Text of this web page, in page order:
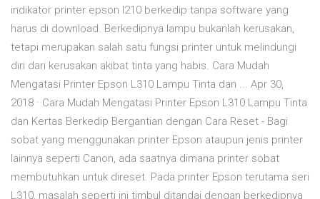
indikator printer epson l210 berkedip tanpa software yang
harus di download. Berkedipnya lampu bukanlah kerusakan,
tetapi merupakan salah satu fungsi printer untuk melindungi
diri dari kerusakan akibat tinta yang habis. Cara Mudah
Mengatasi Printer Epson L310 Lampu Tinta dan ... Apr 30,
2018 · Cara Mudah Mengatasi Printer Epson L310 Lampu Tinta
dan Kertas Berkedip Bergantian dengan Cara Reset - Bagi
sobat yang menggunakan printer Epson ataupun jenis printer
lainnya seperti Canon, ada saatnya dimana printer sobat
membutuhkan untuk direset. Pada printer Epson terutama seri
L310, masalah seperti ini timbul ditandai dengan berkedipnya